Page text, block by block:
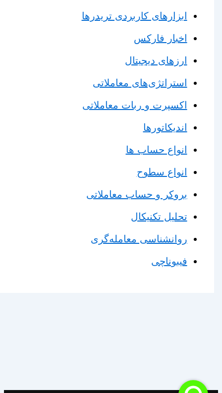
ابزارهای کاربردی تریدرها
اخبار فارکس
ارزهای دیجیتال
استراتژی‌های معاملاتی
اکسپرت و ربات معاملاتی
اندیکاتورها
انواع حساب ها
انواع سطوح
بروکر و حساب معاملاتی
تحلیل تکنیکال
روانشناسی معامله‌گری
فیبوناچی